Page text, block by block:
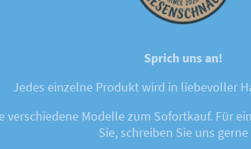
Sprich uns an!
Jedes einzelne Produkt wird in liebevoller
verschiedene Modelle zum Sofortkauf. Für
Sie, schreiben Sie uns gerne